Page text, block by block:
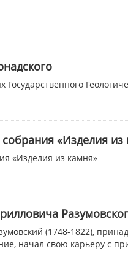
Государственного
«Изделия из
«Изделия из камня»
(1748-1822),
начал свою карьеру с